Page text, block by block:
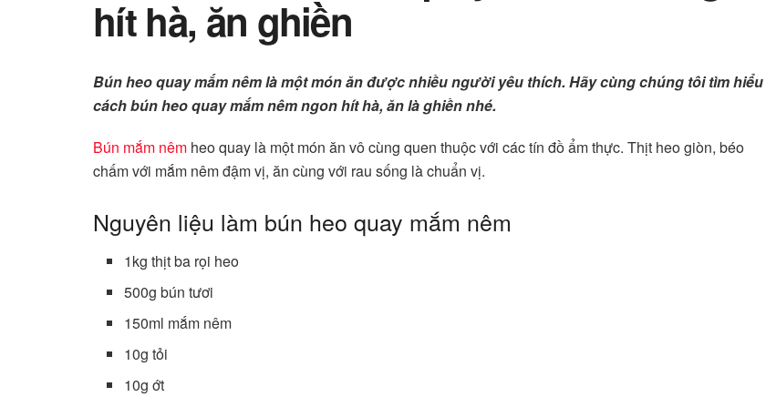
hít hà, ăn ghiền
Bún heo quay mắm nêm là một món ăn được nhiều người yêu thích. Hãy cùng chúng tôi tìm hiểu
cách bún heo quay mắm nêm ngon hít hà, ăn là ghiền nhé.
Bún mắm nêm heo quay là một món ăn vô cùng quen thuộc với các tín đồ ẩm thực. Thịt heo giòn, béo
chấm với mắm nêm đậm vị, ăn cùng với rau sống là chuẩn vị.
Nguyên liệu làm bún heo quay mắm nêm
1kg thịt ba rọi heo
500g bún tươi
150ml mắm nêm
10g tỏi
10g ớt